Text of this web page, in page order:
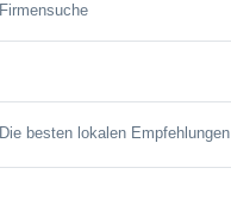
Firmensuche
Die besten lokalen Empfehlungen